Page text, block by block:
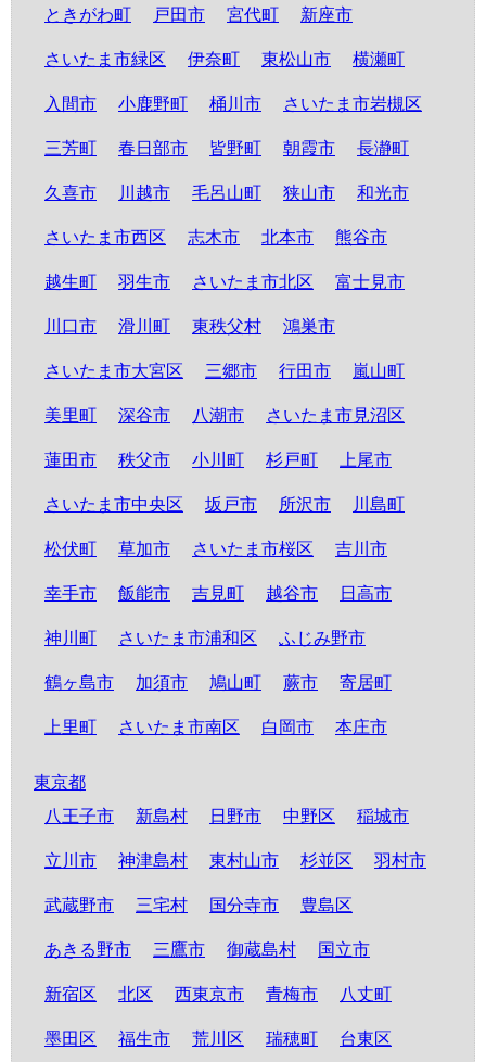
ときがわ町
戸田市 宮代町 新座市
さいたま市緑区 伊奈町 東松山市 横瀬町
入間市 小鹿野町 桶川市 さいたま市岩槻区
三芳町 春日部市 皆野町 朝霞市 長瀞町
久喜市 川越市 毛呂山町 狭山市 和光市
さいたま市西区 志木市 北本市 熊谷市
越生町 羽生市 さいたま市北区 富士見市
川口市 滑川町 東秩父村 鴻巣市
さいたま市大宮区 三郷市 行田市 嵐山町
美里町 深谷市 八潮市 さいたま市見沼区
蓮田市 秩父市 小川町 杉戸町 上尾市
さいたま市中央区 坂戸市 所沢市 川島町
松伏町 草加市 さいたま市桜区 吉川市
幸手市 飯能市 吉見町 越谷市 日高市
神川町 さいたま市浦和区 ふじみ野市
鶴ヶ島市 加須市 鳩山町 蕨市 寄居町
上里町 さいたま市南区 白岡市 本庄市
東京都
八王子市
新島村 日野市 中野区 稲城市
立川市 神津島村 東村山市 杉並区 羽村市
武蔵野市 三宅村 国分寺市 豊島区
あきる野市 三鷹市 御蔵島村 国立市
新宿区 北区 西東京市 青梅市 八丈町
墨田区 福生市 荒川区 瑞穂町 台東区